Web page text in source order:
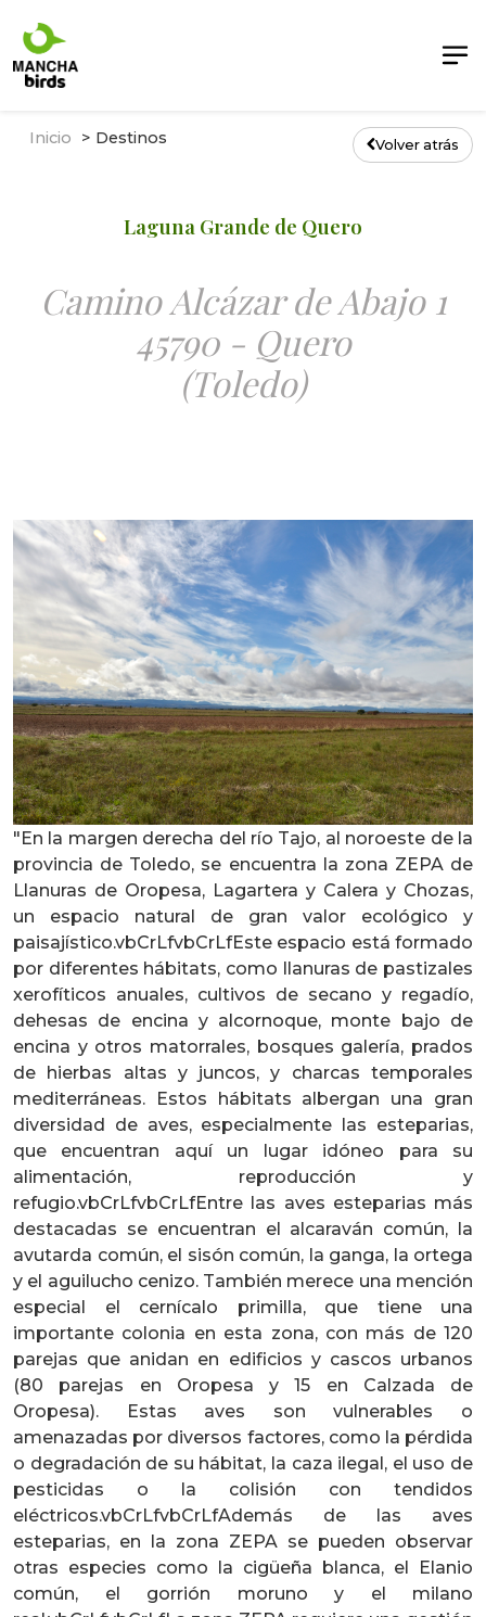
Inicio Destinos Volver atrás
Laguna Grande de Quero
Camino Alcázar de Abajo 1
45790 - Quero
(Toledo)
"En la margen derecha del río Tajo, al noroeste de la
provincia de Toledo, se encuentra la zona ZEPA de
Llanuras de Oropesa, Lagartera y Calera y Chozas,
un espacio natural de gran valor ecológico y
paisajístico.vbCrLfvbCrLfEste espacio está formado
por diferentes hábitats, como llanuras de pastizales
xerofíticos anuales, cultivos de secano y regadío,
dehesas de encina y alcornoque, monte bajo de
encina y otros matorrales, bosques galería, prados
de hierbas altas y juncos, y charcas temporales
mediterráneas. Estos hábitats albergan una gran
diversidad de aves, especialmente las esteparias,
que encuentran aquí un lugar idóneo para su
alimentación, reproducción y
refugio.vbCrLfvbCrLfEntre las aves esteparias más
destacadas se encuentran el alcaraván común, la
avutarda común, el sisón común, la ganga, la ortega
y el aguilucho cenizo. También merece una mención
especial el cernícalo primilla, que tiene una
importante colonia en esta zona, con más de 120
parejas que anidan en edificios y cascos urbanos
(80 parejas en Oropesa y 15 en Calzada de
Oropesa). Estas aves son vulnerables o
amenazadas por diversos factores, como la pérdida
o degradación de su hábitat, la caza ilegal, el uso de
pesticidas o la colisión con tendidos
eléctricos.vbCrLfvbCrLfAdemás de las aves
esteparias, en la zona ZEPA se pueden observar
otras especies como la cigüeña blanca, el Elanio
común, el gorrión moruno y el milano